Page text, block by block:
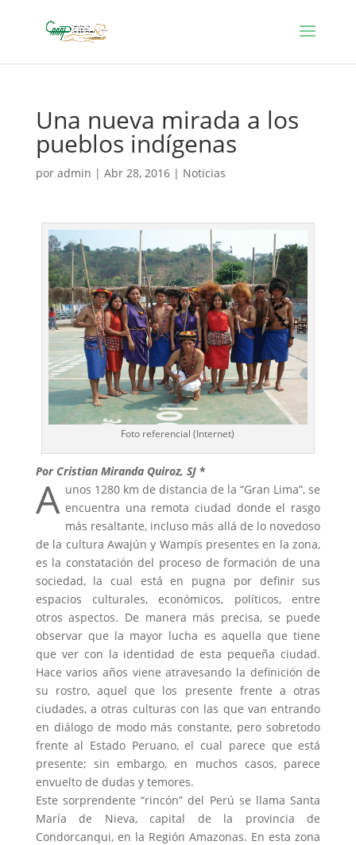
Una nueva mirada a los
pueblos indígenas
por admin | Abr 28, 2016| Noticias
Foto referencial (Internet)
Por Cristian Miranda Quiroz, SJ *
A unos 1280 km de distancia de la “Gran Lima”, se
encuentra una remota ciudad donde el rasgo
más resaltante, incluso más allá de lo novedoso
de la cultura Awajún y Wampís presentes en la zona,
es la constatación del proceso de formación de una
sociedad, la cual está en pugna por definir sus
espacios culturales, económicos, políticos, entre
otros aspectos. De manera más precisa, se puede
observar que la mayor lucha es aquella que tiene
que ver con la identidad de esta pequeña ciudad.
Hace varios años viene atravesando la definición de
su rostro, aquel que los presente frente a otras
ciudades, a otras culturas con las que van entrando
en diálogo de modo más constante, pero sobretodo
frente al Estado Peruano, el cual parece que está
presente; sin embargo, en muchos casos, parece
envuelto de dudas y temores.
Este sorprendente “rincón” del Perú se llama Santa
María de Nieva, capital de la provincia de
Condorcanqui, en la Región Amazonas. En esta zona